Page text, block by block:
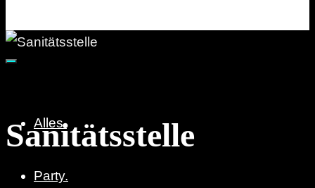
Alles.
Party.
Sanitätsstelle